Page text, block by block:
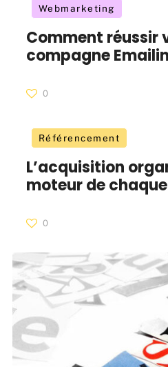
Webmarketing
Comment réussir
compagne
0
Référencement
L’acquisition
moteur de
0